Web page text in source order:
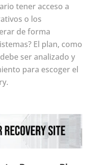
tener acceso a
o los
de forma
El plan, como
ser analizado y
para escoger el